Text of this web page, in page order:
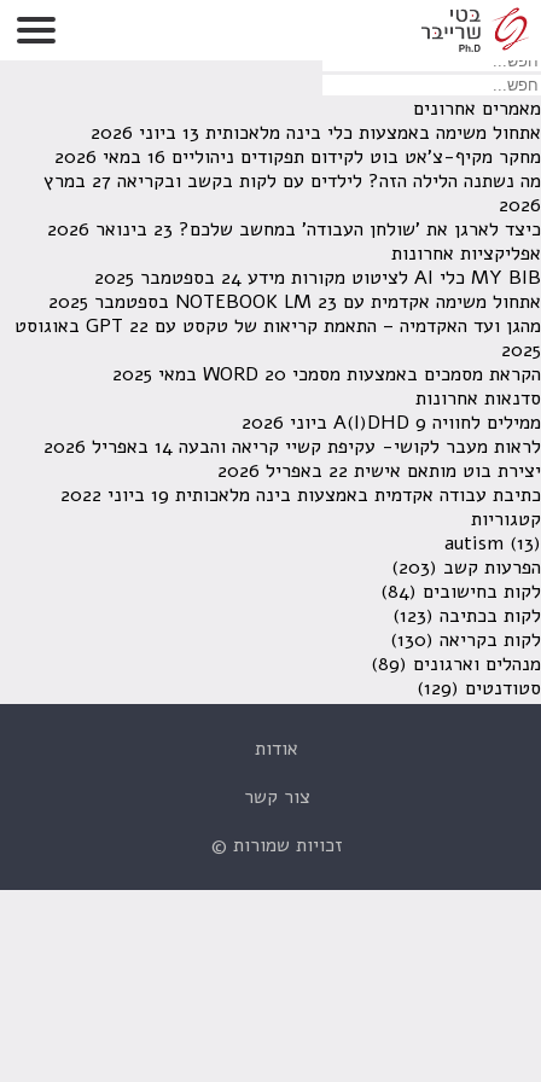
לא נמצאו תוצאות תחת קטגוריה זו.
מחפש משהו מסויים? השתמש בחיפוש
מאמרים אחרונים
אתחול משימה באמצעות כלי בינה מלאכותית 13 ביוני 2026
מחקר מקיף-צ'אט בוט לקידום תפקודים ניהוליים 16 במאי 2026
מה נשתנה הלילה הזה? לילדים עם לקות בקשב ובקריאה
27 במרץ
2026
כיצד לארגן את 'שולחן העבודה' במחשב שלכם? 23 בינואר 2026
אפליקציות אחרונות
MY BIB כלי AI לציטוט מקורות מידע
24 בספטמבר 2025
אתחול משימה אקדמית עם NOTEBOOK LM 23 בספטמבר 2025
מהגן ועד האקדמיה – התאמת קריאות של טקסט עם GPT
22 באוגוסט
2025
הקראת מסמכים באמצעות מסמכי WORD 20 במאי 2025
סדנאות אחרונות
ממילים לחוויה A(I)DHD 9 ביוני 2026
לראות מעבר לקושי- עקיפת קשיי קריאה והבעה 14 באפריל 2026
יצירת בוט מותאם אישית 22 באפריל 2026
כתיבת עבודה אקדמית באמצעות בינה מלאכותית 19 ביוני 2022
קטגוריות
autism (13)
הפרעות קשב (203)
לקות בחישובים (84)
לקות בכתיבה (123)
לקות בקריאה (130)
מנהלים וארגונים (89)
סטודנטים (129)
אודות
צור קשר
זכויות שמורות ©